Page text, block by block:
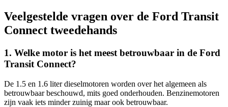
Veelgestelde vragen over de Ford Transit
Connect tweedehands
1. Welke motor is het meest betrouwbaar in de Ford
Transit Connect?
De 1.5 en 1.6 liter dieselmotoren worden over het algemeen als
betrouwbaar beschouwd, mits goed onderhouden. Benzinemotoren
zijn vaak iets minder zuinig maar ook betrouwbaar.